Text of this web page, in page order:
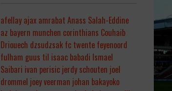
afellay ajax amrabat Anass Salah-Eddine
az bayern munchen corinthians Couhaib
Driouech dzsudzsak fc twente feyenoord
fulham guus til isaac babadi Ismael
Saibari ivan perisic jerdy schouten joel
drommel joey veerman johan bakayoko